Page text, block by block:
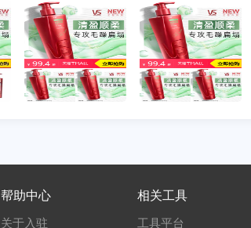
帮助中心
关于入驻
相关工具
工具平台